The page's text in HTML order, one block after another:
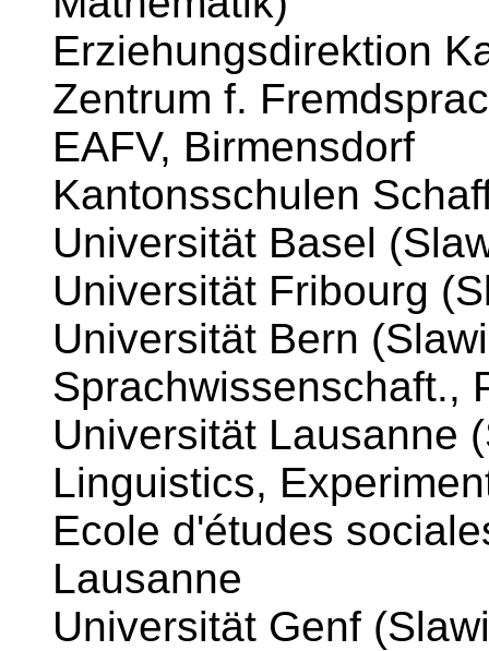
Erziehungsdirektion
Zentrum f.
EAFV, Birmensdorf
Kantonsschulen
Universität Basel
Universität Fribourg
Universität Bern
Sprachwissenschaft.,
Universität Lausanne
Linguistics,
Ecole d'études
Lausanne
Universität Genf